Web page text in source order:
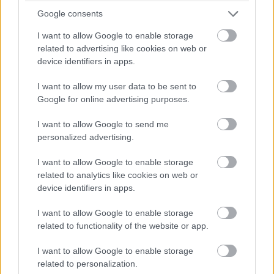
Google consents
I want to allow Google to enable storage
related to advertising like cookies on web or
device identifiers in apps.
I want to allow my user data to be sent to
Google for online advertising purposes.
I want to allow Google to send me
personalized advertising.
I want to allow Google to enable storage
related to analytics like cookies on web or
device identifiers in apps.
I want to allow Google to enable storage
related to functionality of the website or app.
I want to allow Google to enable storage
related to personalization.
rengeteg fejlesztést hoztunk mostanáig, hogy próbáljuk
korrigálni azt a hatalmas hátrányt, amivel eleinte rendelkeztünk.
Valószínűleg nehéz elképzelni, hogy ebben a ritmusban fogjuk
folytatni, mindenesetre meglátjuk, mi a legjobb módja annak,
hogy ledolgozzuk ezt az utolsó három tizedmásodpercet.”